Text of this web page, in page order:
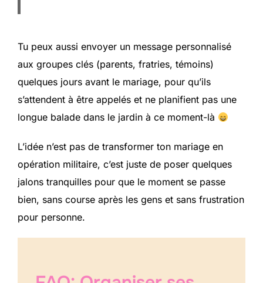
Tu peux aussi envoyer un message personnalisé
aux groupes clés (parents, fratries, témoins)
quelques jours avant le mariage, pour qu’ils
s’attendent à être appelés et ne planifient pas une
longue balade dans le jardin à ce moment-là
L’idée n’est pas de transformer ton mariage en
opération militaire, c’est juste de poser quelques
jalons tranquilles pour que le moment se passe
bien, sans course après les gens et sans frustration
pour personne.